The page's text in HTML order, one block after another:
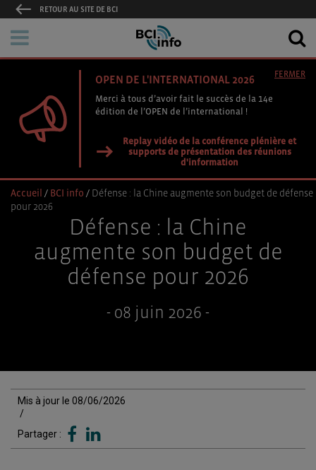
RETOUR AU SITE DE BCI
OPEN DE L'INTERNATIONAL 2026
Merci à tous d’avoir fait le succès de la 14e
édition de l’OPEN de l’international !
Replay vidéo de la conférence plénière et
supports de présentation des réunions
d'information
FERMER
Accueil / BCI info / Défense : la Chine augmente son budget de défense
pour 2026
Défense : la Chine
augmente son budget de
défense pour 2026
- 08 juin 2026 -
Mis à jour le 08/06/2026
/
Partager :